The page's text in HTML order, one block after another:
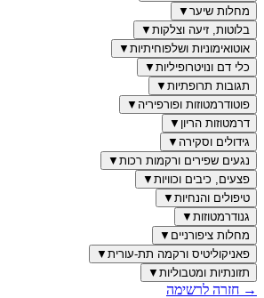
מחלות שיער ▼
בלוטות, זיעה וצלקות ▼
אוטואימוניות ושלפוחיתיות ▼
כלי דם ונויטרופיליות ▼
תגובות תרופתיות ▼
פוטודרמטוזות ופורפיריה ▼
דרמטוזות הריון ▼
גידולים וסקירה ▼
נגעים שפירים ורקמות רכות ▼
פצעים, כיבים וכוויות ▼
טיפולים והנחיות ▼
גנודרמטוזות ▼
מחלות ציפורניים ▼
פאניקוליטיס ורקמה תת-עורית ▼
תזונתיות ומטבוליות ▼
→ חזרה לרשימה